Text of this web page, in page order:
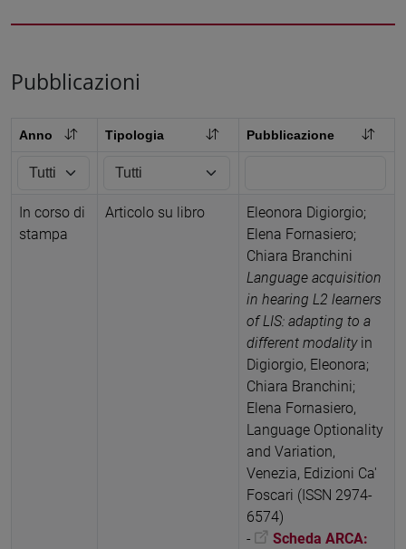
Pubblicazioni
Anno Tipologia Pubblicazione
In corso di
stampa
Articolo su libro
Eleonora Digiorgio;
Elena Fornasiero;
Chiara Branchini
Language acquisition
in hearing L2 learners
of LIS: adapting to a
different modality in
Digiorgio, Eleonora;
Chiara Branchini;
Elena Fornasiero,
Language Optionality
and Variation,
Venezia, Edizioni Ca'
Foscari (ISSN 2974-
6574)
-
Scheda ARCA: